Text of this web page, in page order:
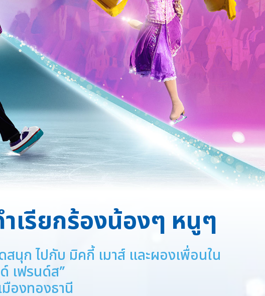
เรียกร้องน้องๆ หนูๆ
นุก ไปกับ มิคกี้ เมาส์ และผองเพื่อนใน
เฟรนด์ส”
องทองธานี